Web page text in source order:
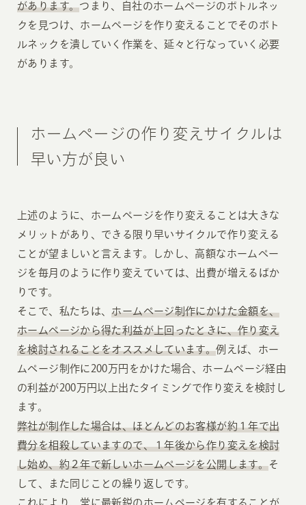
があります。つまり、自社のホームページのボトルネッ
クを見つけ、ホームページを作り変えることでそのボト
ルネックを潰していく作業を、延々と行なっていく必要
があります。
ホームページの作り変えサイクルは
早い方が良い
上述のように、ホームページを作り変えることは大きな
メリットがあり、できる限り早いサイクルで作り変える
ことが望ましいと言えます。しかし、高額なホームペー
ジを毎月のように作り変えていては、出費が増えるばか
りです。
そこで、私たちは、ホームページ制作にかけた金額を、
ホームページから得た利益が上回ったときに、作り変え
を検討されることをオススメしています。例えば、ホー
ムページ制作に200万円をかけた場合、ホームページ経由
の利益が200万円以上出たタイミングで作り変えを検討し
ます。
弊社が制作した場合は、ほとんどのお客様が約１年で出
費分を相殺していますので、１年後から作り変えを検討
し始め、約２年で新しいホームページを公開します。そ
して、また同じことの繰り返しです。
これにより、常に最新鋭のホームページを有することが